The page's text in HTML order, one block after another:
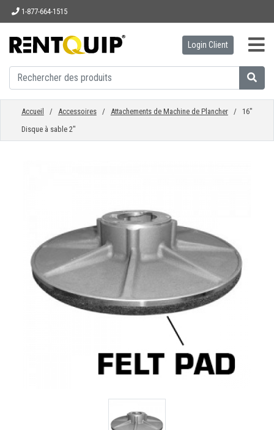
1-877-664-1515
ACCUEIL
ÉQUIPEMENT
ENTREPRISE
CONTACT
Login Client
Accueil / Accessoires/ Attachements de Machine de Plancher/ 16"
Disque à sable 2"